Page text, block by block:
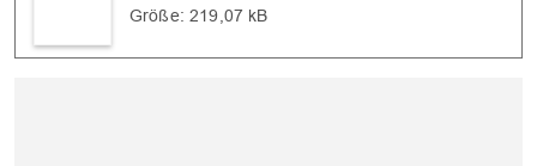
Größe: 219,07 kB